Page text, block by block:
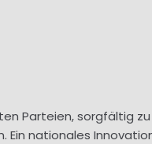
Parteien, sorgfältig
Ein nationales